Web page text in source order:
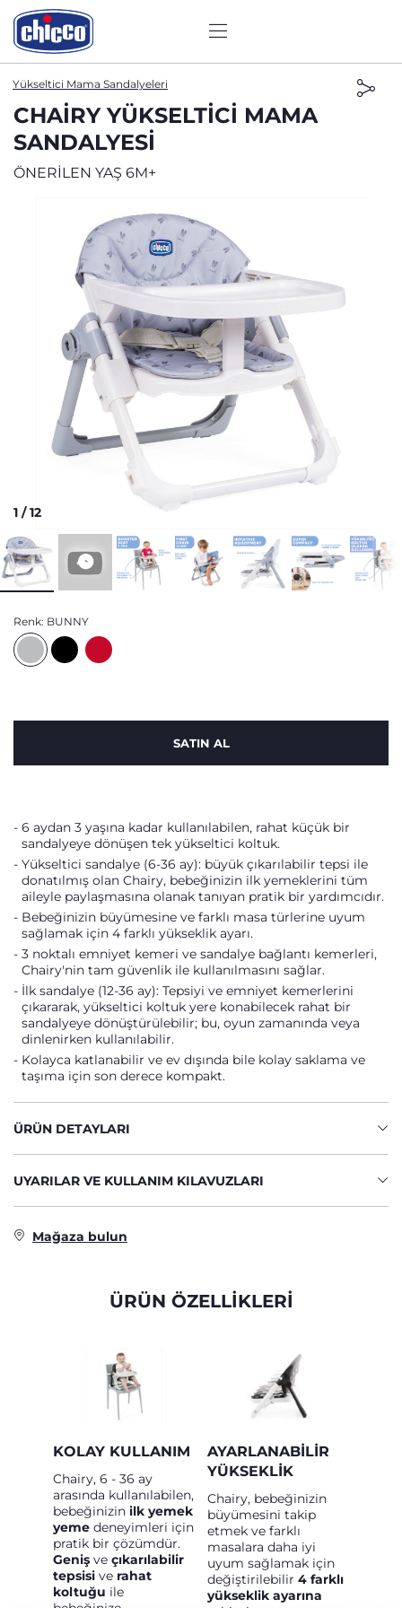
Yükseltici Mama Sandalyeleri
CHAIRY YÜKSELTICI MAMA
SANDALYESI
ÖNERİLEN YAŞ 6M+
1 /12
Renk: BUNNY
SATIN AL
6 aydan 3 yaşına kadar kullanılabilen, rahat küçük bir
sandalyeye dönüşen tek yükseltici koltuk.
Yükseltici sandalye (6-36 ay): büyük çıkarılabilir tepsi ile
donatılmış olan Chairy, bebeğinizin ilk yemeklerini tüm
aileyle paylaşmasına olanak tanıyan pratik bir yardımcıdır.
Bebeğinizin büyümesine ve farklı masa türlerine uyum
sağlamak için 4 farklı yükseklik ayarı.
3 noktalı emniyet kemeri ve sandalye bağlantı kemerleri,
Chairy'nin tam güvenlik ile kullanılmasını sağlar.
İlk sandalye (12-36 ay): Tepsiyi ve emniyet kemerlerini
çıkararak, yükseltici koltuk yere konabilecek rahat bir
sandalyeye dönüştürülebilir; bu, oyun zamanında veya
dinlenirken kullanılabilir.
Kolayca katlanabilir ve ev dışında bile kolay saklama ve
taşıma için son derece kompakt.
ÜRÜN DETAYLARI
UYARILAR VE KULLANIM KILAVUZLARI
Mağaza bulun
ÜRÜN ÖZELLİKLERİ
KOLAY KULLANIM
Chairy, 6 - 36 ay
arasında kullanılabilen,
bebeğinizin ilk yemek
yeme deneyimleri için
pratik bir çözümdür.
Geniş ve çıkarılabilir
tepsisi ve rahat
koltuğu ile
AYARLANABILIR
YÜKSEKLIK
Chairy, bebeğinizin
büyümesini takip
etmek ve farklı
masalara daha iyi
uyum sağlamak için
değiştirilebilir 4 farklı
yükseklik ayarına